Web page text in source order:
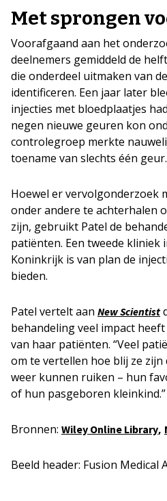
Met sprongen
Voorafgaand aan het
deelnemers gemiddeld de
die onderdeel uitmaken van
identificeren. Een jaar later
injecties met bloedplaatjes
negen nieuwe geuren kon
controlegroep merkte
toename van slechts één geur.
Hoewel er vervolgonderzoek
onder andere te achterhalen
zijn, gebruikt Patel de
patiënten. Een tweede kliniek
Koninkrijk is van plan de
bieden.
Patel vertelt aan New Scientist
behandeling veel impact
van haar patiënten. “Veel
om te vertellen hoe blij ze zijn
weer kunnen ruiken – hun
of hun pasgeboren kleinkind.”
Bronnen: Wiley Online Library,
Beeld header: Fusion Medical